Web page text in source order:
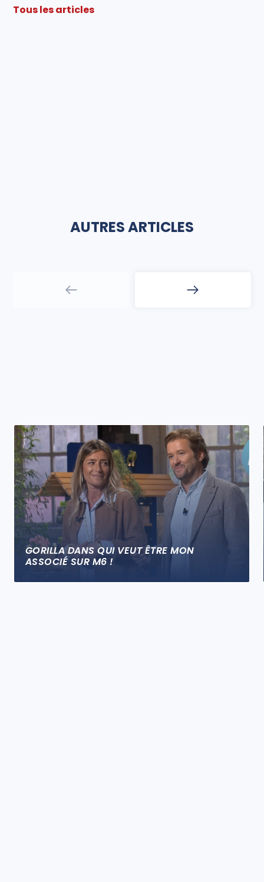
Tous les articles
AUTRES ARTICLES
GORILLA DANS QUI VEUT ÊTRE MON
ASSOCIÉ SUR M6 !